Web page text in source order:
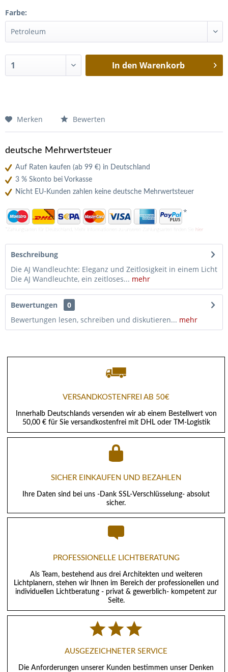
Farbe:
In den Warenkorb
Merken Bewerten
deutsche Mehrwertsteuer
Auf Raten kaufen (ab 99 €) in Deutschland
3 % Skonto bei Vorkasse
Nicht EU-Kunden zahlen keine deutsche Mehrwertsteuer
*
*Zahlungsarten für Deutschland. Mehr Informationen zu unseren Zahlungsarten finden Sie hier
Beschreibung
Die AJ Wandleuchte: Eleganz und Zeitlosigkeit in einem Licht
Die AJ Wandleuchte, ein zeitloses... mehr
Bewertungen
0
Bewertungen lesen, schreiben und diskutieren... mehr
VERSANDKOSTENFREI AB 50€
Innerhalb Deutschlands versenden wir ab einem Bestellwert von
50,00 € für Sie versandkostenfrei mit DHL oder TM-Logistik
SICHER EINKAUFEN UND BEZAHLEN
Ihre Daten sind bei uns -Dank SSL-Verschlüsselung- absolut
sicher.
PROFESSIONELLE LICHTBERATUNG
Als Team, bestehend aus drei Architekten und weiteren
Lichtplanern, stehen wir Ihnen im Bereich der professionellen und
individuellen Lichtberatung - privat & gewerblich- kompetent zur
Seite.
AUSGEZEICHNETER SERVICE
Die Anforderungen unserer Kunden bestimmen unser Denken